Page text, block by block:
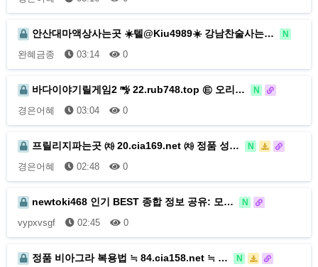
안산대마액상사는곳 ☀️텔@Kiu4989☀️ 강남찬술사는… N
완혜금종 03:14 0
바다이야기릴게임2 ㎯ 22.rub748.top ㉫ 오리… N
경은어혜 03:04 0
프릴리지파는곳 ㈗ 20.cia169.net ㈗ 정품 성… N
경은어혜 02:48 0
newtoki468 인기 BEST 종합 정보 공유: 모… N
vypxvsgf 02:45 0
정품 비아그라 복용법 ≒ 84.cia158.net ≒ … N